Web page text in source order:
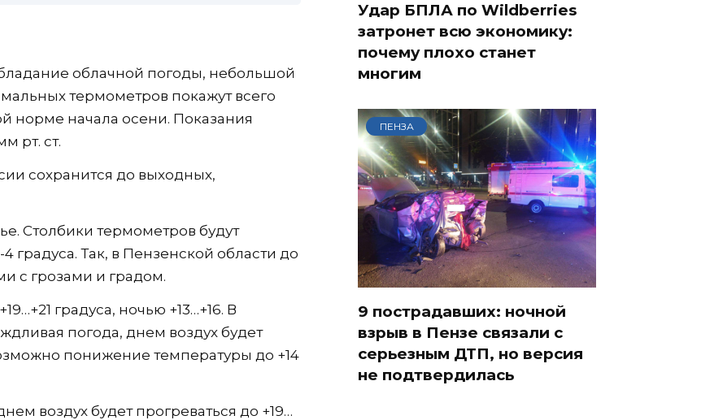
облачной погоды, небольшой
термометров покажут всего
норме начала осени. Показания
рт. ст.
сохранится до выходных,
Столбики термометров будут
градуса. Так, в Пензенской области до
с грозами и градом.
градуса, ночью +13…+16. В
погода, днем воздух будет
понижение температуры до +14
воздух будет прогреваться до +19…
Удар БПЛА по Wildberries
затронет всю экономику:
почему плохо станет
многим
ПЕНЗА
9 пострадавших: ночной
взрыв в Пензе связали с
серьезным ДТП, но версия
не подтвердилась